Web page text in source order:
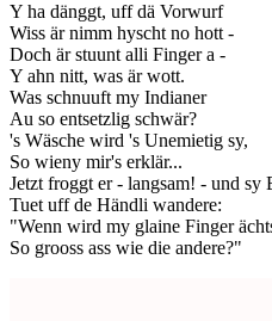
Y ha dänggt, uff dä Vorwurf
Wiss är nimm hyscht no hott -
Doch är stuunt alli Finger a -
Y ahn nitt, was är wott.
Was schnuuft my Indianer
Au so entsetzlig schwär?
's Wäsche wird 's Unemietig sy,
So wieny mir's erklär...
Jetzt froggt er - langsam! - und sy
Tuet uff de Händli wandere:
"Wenn wird my glaine Finger
So grooss ass wie die andere?"